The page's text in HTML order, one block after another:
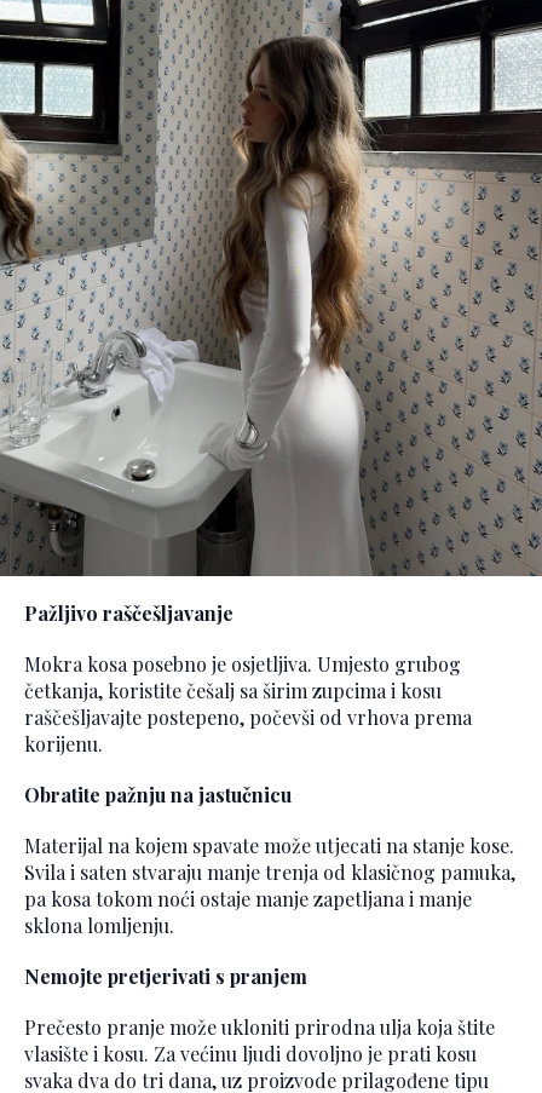
Pažljivo raščešljavanje
Mokra kosa posebno je osjetljiva. Umjesto grubog
četkanja, koristite češalj sa širim zupcima i kosu
raščešljavajte postepeno, počevši od vrhova prema
korijenu.
Obratite pažnju na jastučnicu
Materijal na kojem spavate može utjecati na stanje kose.
Svila i saten stvaraju manje trenja od klasičnog pamuka,
pa kosa tokom noći ostaje manje zapetljana i manje
sklona lomljenju.
Nemojte pretjerivati s pranjem
Prečesto pranje može ukloniti prirodna ulja koja štite
vlasište i kosu. Za većinu ljudi dovoljno je prati kosu
svaka dva do tri dana, uz proizvode prilagođene tipu